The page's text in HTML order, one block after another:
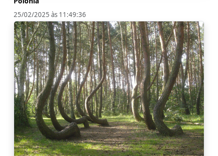
25/02/2025 às 11:49:36